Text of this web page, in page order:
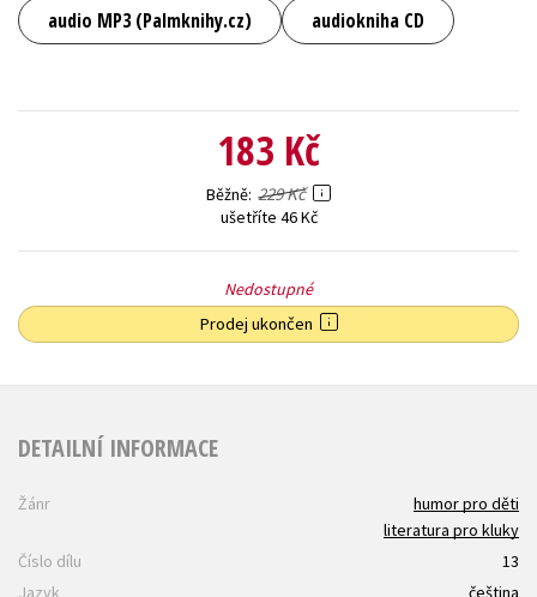
audio MP3 (Palmknihy.cz)
audiokniha CD
183 Kč
Běžně 229 Kč
ušetříte 46 Kč
Nedostupné
Prodej ukončen
DETAILNÍ INFORMACE
Žánr
humor pro děti
literatura pro kluky
Číslo dílu
13
Jazyk
čeština